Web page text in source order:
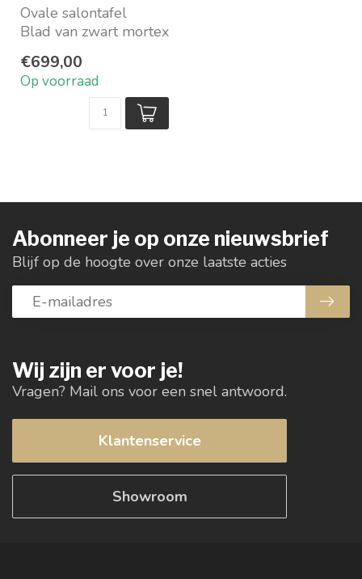
Ovale salontafel
Blad van zwart mortex
Praktisch: lang en...
€699,00
Op voorraad
Wij zijn er voor je!
Vragen? Mail ons voor een snel antwoord.
Klantenservice
Showroom
Abonneer je op onze nieuwsbrief
Blijf op de hoogte over onze laatste acties